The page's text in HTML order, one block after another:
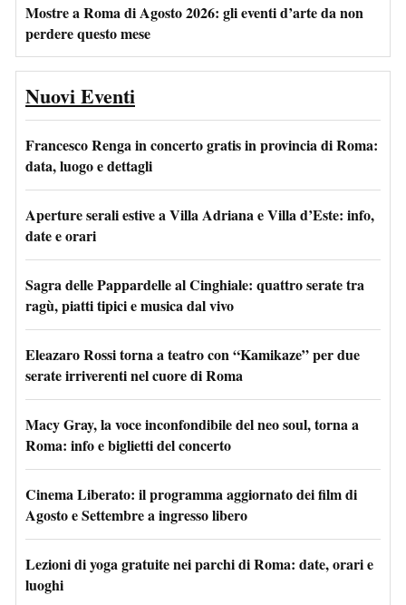
Mostre a Roma di Agosto 2026: gli eventi d’arte da non
perdere questo mese
Nuovi Eventi
Francesco Renga in concerto gratis in provincia di Roma:
data, luogo e dettagli
Aperture serali estive a Villa Adriana e Villa d’Este: info,
date e orari
Sagra delle Pappardelle al Cinghiale: quattro serate tra
ragù, piatti tipici e musica dal vivo
Eleazaro Rossi torna a teatro con “Kamikaze” per due
serate irriverenti nel cuore di Roma
Macy Gray, la voce inconfondibile del neo soul, torna a
Roma: info e biglietti del concerto
Cinema Liberato: il programma aggiornato dei film di
Agosto e Settembre a ingresso libero
Lezioni di yoga gratuite nei parchi di Roma: date, orari e
luoghi